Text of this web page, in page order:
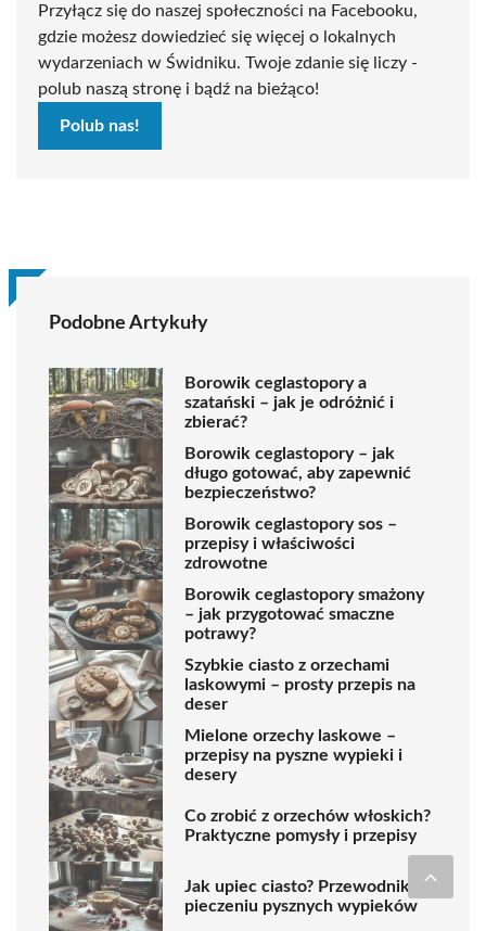
Przyłącz się do naszej społeczności na Facebooku,
gdzie możesz dowiedzieć się więcej o lokalnych
wydarzeniach w Świdniku. Twoje zdanie się liczy -
polub naszą stronę i bądź na bieżąco!
Polub nas!
Podobne Artykuły
Borowik ceglastopory a
szatański – jak je odróżnić i
zbierać?
Borowik ceglastopory – jak
długo gotować, aby zapewnić
bezpieczeństwo?
Borowik ceglastopory sos –
przepisy i właściwości
zdrowotne
Borowik ceglastopory smażony
– jak przygotować smaczne
potrawy?
Szybkie ciasto z orzechami
laskowymi – prosty przepis na
deser
Mielone orzechy laskowe –
przepisy na pyszne wypieki i
desery
Co zrobić z orzechów włoskich?
Praktyczne pomysły i przepisy
Jak upiec ciasto? Przewodnik po
pieczeniu pysznych wypieków